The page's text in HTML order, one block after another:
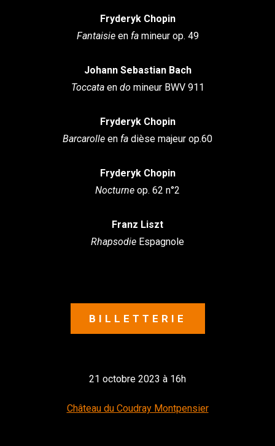
Fryderyk Chopin
Fantaisieen famineur op. 49
Johann Sebastian Bach
Toccataen do mineur BWV 911
Fryderyk Chopin
Barcarolle en fa dièse majeur op.60
Fryderyk Chopin
Nocturne op. 62 n°2
Franz Liszt
Rhapsodie Espagnole
BILLETTERIE
21 octobre 2023 à 16h
Château du Coudray Montpensier